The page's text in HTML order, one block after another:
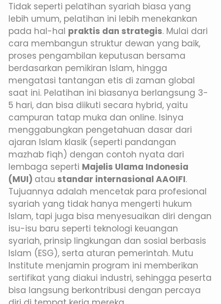
Tidak seperti pelatihan syariah biasa yang
lebih umum, pelatihan ini lebih menekankan
pada hal-hal praktis dan strategis. Mulai dari
cara membangun struktur dewan yang baik,
proses pengambilan keputusan bersama
berdasarkan pemikiran Islam, hingga
mengatasi tantangan etis di zaman global
saat ini. Pelatihan ini biasanya berlangsung 3-
5 hari, dan bisa diikuti secara hybrid, yaitu
campuran tatap muka dan online. Isinya
menggabungkan pengetahuan dasar dari
ajaran Islam klasik (seperti pandangan
mazhab fiqh) dengan contoh nyata dari
lembaga seperti Majelis Ulama Indonesia
(MUI) atau standar internasional AAOIFI.
Tujuannya adalah mencetak para profesional
syariah yang tidak hanya mengerti hukum
Islam, tapi juga bisa menyesuaikan diri dengan
isu-isu baru seperti teknologi keuangan
syariah, prinsip lingkungan dan sosial berbasis
Islam (ESG), serta aturan pemerintah. Mutu
Institute menjamin program ini memberikan
sertifikat yang diakui industri, sehingga peserta
bisa langsung berkontribusi dengan percaya